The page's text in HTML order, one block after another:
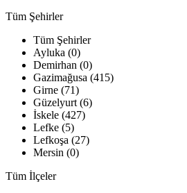
Tüm Şehirler
Tüm Şehirler
Ayluka (0)
Demirhan (0)
Gazimağusa (415)
Girne (71)
Güzelyurt (6)
İskele (427)
Lefke (5)
Lefkoşa (27)
Mersin (0)
Tüm İlçeler